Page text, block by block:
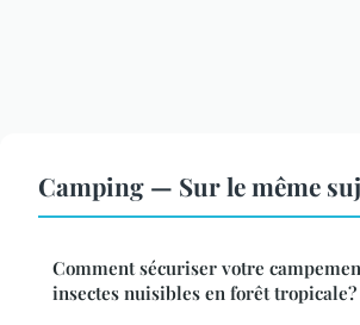
Camping — Sur le même
Comment sécuriser votre
insectes nuisibles en forêt tropicale?